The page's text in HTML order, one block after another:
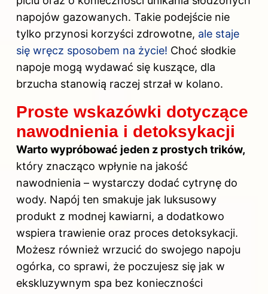
napojów gazowanych. Takie podejście nie
tylko przynosi korzyści zdrowotne, ale staje
się wręcz sposobem na życie! Choć słodkie
napoje mogą wydawać się kuszące, dla
brzucha stanowią raczej strzał w kolano.
Proste wskazówki dotyczące
nawodnienia i detoksykacji
Warto wypróbować jeden z prostych trików,
który znacząco wpłynie na jakość
nawodnienia – wystarczy dodać cytrynę do
wody. Napój ten smakuje jak luksusowy
produkt z modnej kawiarni, a dodatkowo
wspiera trawienie oraz proces detoksykacji.
Możesz również wrzucić do swojego napoju
ogórka, co sprawi, że poczujesz się jak w
ekskluzywnym spa bez konieczności